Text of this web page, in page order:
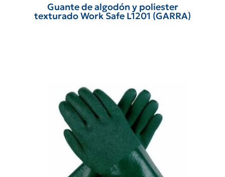
Guante de algodón y poliester
texturado Work Safe L1201 (GARRA)